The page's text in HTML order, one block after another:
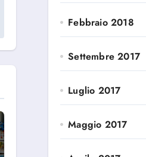
Febbraio 2018
Settembre 2017
Luglio 2017
Maggio 2017